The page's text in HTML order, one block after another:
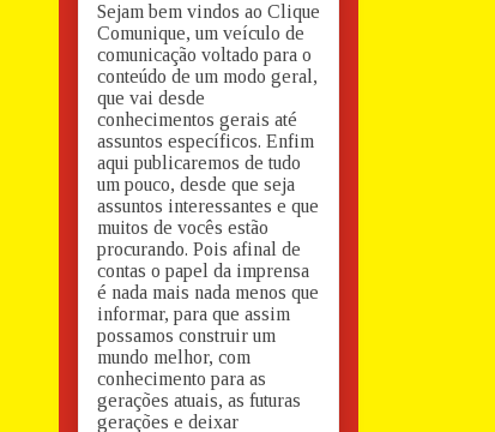
Sejam bem vindos ao Clique
Comunique, um veículo de
comunicação voltado para o
conteúdo de um modo geral,
que vai desde
conhecimentos gerais até
assuntos específicos. Enfim
aqui publicaremos de tudo
um pouco, desde que seja
assuntos interessantes e que
muitos de vocês estão
procurando. Pois afinal de
contas o papel da imprensa
é nada mais nada menos que
informar, para que assim
possamos construir um
mundo melhor, com
conhecimento para as
gerações atuais, as futuras
gerações e deixar